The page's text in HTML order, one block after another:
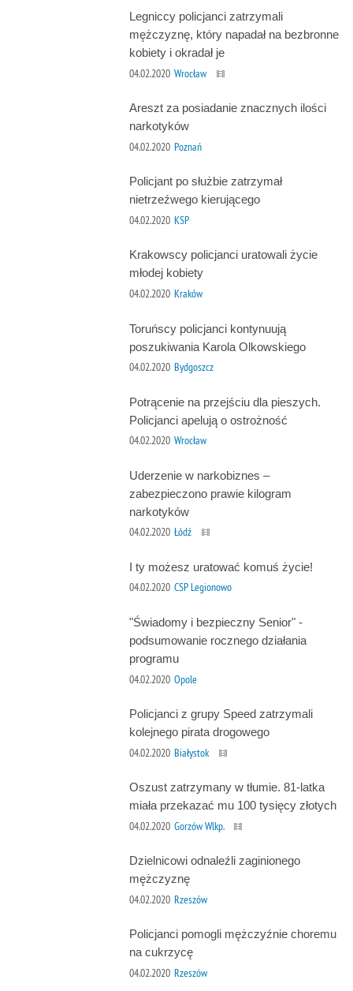
Legniccy policjanci zatrzymali
mężczyznę, który napadał na bezbronne
kobiety i okradał je
04.02.2020 Wrocław
Areszt za posiadanie znacznych ilości
narkotyków
04.02.2020 Poznań
Policjant po służbie zatrzymał
nietrzeźwego kierującego
04.02.2020 KSP
Krakowscy policjanci uratowali życie
młodej kobiety
04.02.2020 Kraków
Toruńscy policjanci kontynuują
poszukiwania Karola Olkowskiego
04.02.2020 Bydgoszcz
Potrącenie na przejściu dla pieszych.
Policjanci apelują o ostrożność
04.02.2020 Wrocław
Uderzenie w narkobiznes –
zabezpieczono prawie kilogram
narkotyków
04.02.2020 Łódź
I ty możesz uratować komuś życie!
04.02.2020 CSP Legionowo
"Świadomy i bezpieczny Senior" -
podsumowanie rocznego działania
programu
04.02.2020 Opole
Policjanci z grupy Speed zatrzymali
kolejnego pirata drogowego
04.02.2020 Białystok
Oszust zatrzymany w tłumie. 81-latka
miała przekazać mu 100 tysięcy złotych
04.02.2020 Gorzów Wlkp.
Dzielnicowi odnaleźli zaginionego
mężczyznę
04.02.2020 Rzeszów
Policjanci pomogli mężczyźnie choremu
na cukrzycę
04.02.2020 Rzeszów